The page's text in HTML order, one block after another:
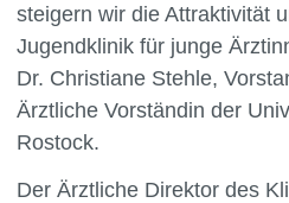
steigern wir die Attraktivität
Jugendklinik für junge
Dr. Christiane Stehle,
Ärztliche Vorständin der
Rostock.
Der Ärztliche Direktor des